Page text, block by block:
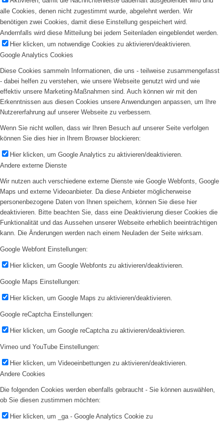
alle Cookies, denen nicht zugestimmt wurde, abgelehnt werden. Wir
benötigen zwei Cookies, damit diese Einstellung gespeichert wird.
Andernfalls wird diese Mitteilung bei jedem Seitenladen eingeblendet werden.
Hier klicken, um notwendige Cookies zu aktivieren/deaktivieren.
Google Analytics Cookies
Diese Cookies sammeln Informationen, die uns - teilweise zusammengefasst
- dabei helfen zu verstehen, wie unsere Webseite genutzt wird und wie
effektiv unsere Marketing-Maßnahmen sind. Auch können wir mit den
Erkenntnissen aus diesen Cookies unsere Anwendungen anpassen, um Ihre
Nutzererfahrung auf unserer Webseite zu verbessern.
Wenn Sie nicht wollen, dass wir Ihren Besuch auf unserer Seite verfolgen
können Sie dies hier in Ihrem Browser blockieren:
Hier klicken, um Google Analytics zu aktivieren/deaktivieren.
Andere externe Dienste
Wir nutzen auch verschiedene externe Dienste wie Google Webfonts, Google
Maps und externe Videoanbieter. Da diese Anbieter möglicherweise
personenbezogene Daten von Ihnen speichern, können Sie diese hier
deaktivieren. Bitte beachten Sie, dass eine Deaktivierung dieser Cookies die
Funktionalität und das Aussehen unserer Webseite erheblich beeinträchtigen
kann. Die Änderungen werden nach einem Neuladen der Seite wirksam.
Google Webfont Einstellungen:
Hier klicken, um Google Webfonts zu aktivieren/deaktivieren.
Google Maps Einstellungen:
Hier klicken, um Google Maps zu aktivieren/deaktivieren.
Google reCaptcha Einstellungen:
Hier klicken, um Google reCaptcha zu aktivieren/deaktivieren.
Vimeo und YouTube Einstellungen:
Hier klicken, um Videoeinbettungen zu aktivieren/deaktivieren.
Andere Cookies
Die folgenden Cookies werden ebenfalls gebraucht - Sie können auswählen,
ob Sie diesen zustimmen möchten:
Hier klicken, um _ga - Google Analytics Cookie zu